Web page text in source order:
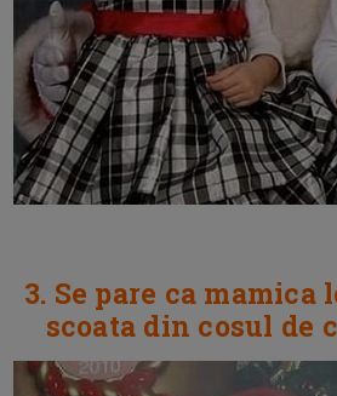
3. Se pare ca mamica
scoata din cosul de